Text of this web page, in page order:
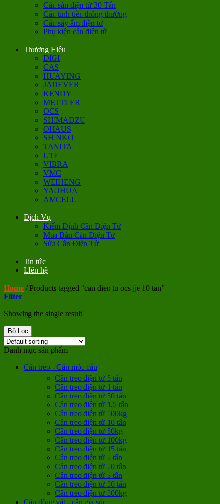
Cân sàn điện tử 30 Tấn
Cân tính tiền thông thường
Cân sấy ẩm điện tử
Phụ kiện cân điện tử
Thương Hiệu
DIGI
CAS
HUAYING
JADEVER
KENDY
METTLER
OCS
SHIMADZU
OHAUS
SHINKO
TANITA
UTE
VIBRA
VMC
WEIHENG
YAOHUA
AMCELL
Dịch Vụ
Kiểm Định Cân Điện Tử
Mua Bán Cân Điện Tử
Sửa Cân Điện Tử
Tin tức
LIên hệ
Home /Products tagged “can dien tu ocs jje 10 tan”
Filter
Showing the single result
Bộ Lọc
Danh mục sản phẩm
Cân treo - Cân móc cẩu
Cân treo điện tử 5 tấn
Cân treo điện tử 1 tấn
Cân treo điện tử 50 tấn
Cân treo điện tử 1,5 tấn
Cân treo điện tử 500kg
Cân treo điện tử 10 tấn
Cân treo điện tử 50kg
Cân treo điện tử 100kg
Cân treo điện tử 15 tấn
Cân treo điện tử 2 tấn
Cân treo điện tử 20 tấn
Cân treo điện tử 3 tấn
Cân treo điện tử 30 tấn
Cân treo điện tử 300kg
Cân động vật - cân gia súc